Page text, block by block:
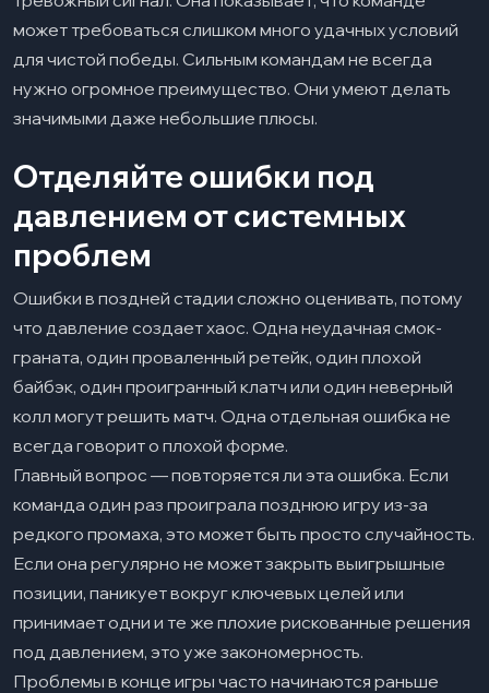
может требоваться слишком много удачных условий
для чистой победы. Сильным командам не всегда
нужно огромное преимущество. Они умеют делать
значимыми даже небольшие плюсы.
Отделяйте ошибки под
давлением от системных
проблем
Ошибки в поздней стадии сложно оценивать, потому
что давление создает хаос. Одна неудачная смок-
граната, один проваленный ретейк, один плохой
байбэк, один проигранный клатч или один неверный
колл могут решить матч. Одна отдельная ошибка не
всегда говорит о плохой форме.
Главный вопрос — повторяется ли эта ошибка. Если
команда один раз проиграла позднюю игру из-за
редкого промаха, это может быть просто случайность.
Если она регулярно не может закрыть выигрышные
позиции, паникует вокруг ключевых целей или
принимает одни и те же плохие рискованные решения
под давлением, это уже закономерность.
Проблемы в конце игры часто начинаются раньше